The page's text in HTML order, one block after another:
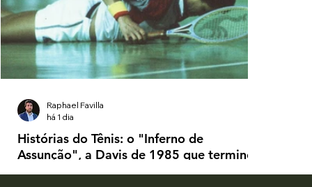
Histórias do Tênis: o "Inferno de
Assunção", a Davis de 1985 que terminou
com a polícia dentro da quadra
Raphael Favilla
há 1 dia